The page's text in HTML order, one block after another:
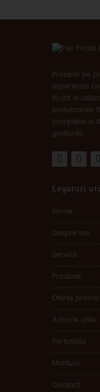
Prezenti pe
experienta
forjat si
prelucrarea
complexe si
gusturile.
Legaturi
Home
Despre noi
Servicii
Produse
Oferte
Articole utile
Portofoliu
Marturii
Contact